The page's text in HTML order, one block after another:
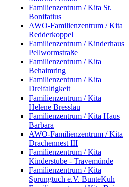
Familienzentrum / Kita St.
Bonifatius
AWO-Familienzentrum / Kita
Redderkoppel
Familienzentrum / Kinderhaus
Pellwormstraße
Familienzentrum / Kita
Behaimring
Familienzentrum / Kita
Dreifaltigkeit
Familienzentrum / Kita
Helene Bresslau
Familienzentrum / Kita Haus
Barbara
AWO-Familienzentrum / Kita
Drachennest III
Familienzentrum / Kita
Kinderstube - Travemünde
Familienzentrum / Kita
Sprungtuch e.V. BunteKuh